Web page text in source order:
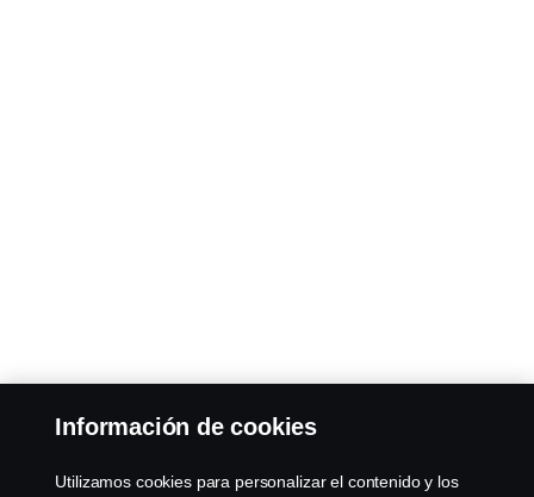
Información de cookies
Utilizamos cookies para personalizar el contenido y los